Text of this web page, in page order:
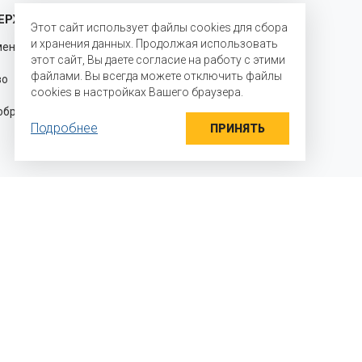
для
ГОДА НА РЫНКЕ
С 2003 года мы являемся
официальными представителями
производителей на территории
Российской Федерации и стран
Таможенного союза и осуществляем
прямые поставки ингредиентов
Этот сайт использует файлы cookies для сбора
и хранения данных. Продолжая использовать
этот сайт, Вы даете согласие на работу с этими
файлами. Вы всегда можете отключить файлы
cookies в настройках Вашего браузера.
Подробнее ПРИНЯТЬ